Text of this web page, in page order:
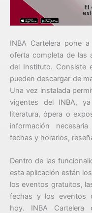
INBA Cartelera pone
oferta completa de las
del Instituto. Consiste
pueden descargar de
Una vez instalada
vigentes del INBA,
literatura, ópera o
información
fechas y horarios,
Dentro de las
esta aplicación están
los eventos gratuitos,
fechas y los eventos
hoy. INBA Cartelera